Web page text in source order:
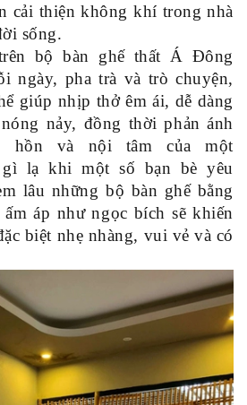
cải thiện không khí trong nhà
sống.
bộ bàn ghế thất Á Đông
ngày, pha trà và trò chuyện,
giúp nhịp thở êm ái, dễ dàng
nảy, đồng thời phản ánh
hồn và nội tâm của một
lạ khi một số bạn bè yêu
lâu những bộ bàn ghế bằng
áp như ngọc bích sẽ khiến
biệt nhẹ nhàng, vui vẻ và có